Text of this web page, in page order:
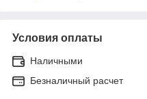
Условия оплаты
Наличными
Безналичный расчет